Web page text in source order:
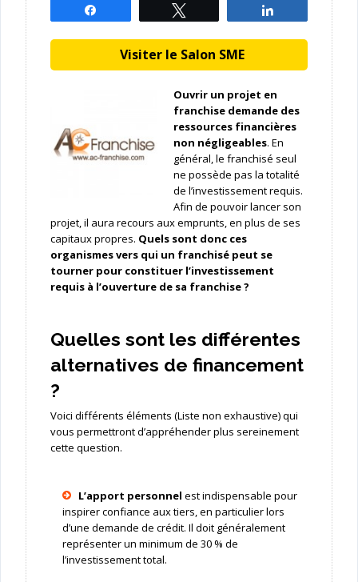
Visiter le Salon SME
Ouvrir un projet en
franchise demande des
ressources financières
non négligeables. En
général, le franchisé seul
ne possède pas la totalité
de l’investissement requis.
Afin de pouvoir lancer son
projet, il aura recours aux emprunts, en plus de ses
capitaux propres. Quels sont donc ces
organismes vers qui un franchisé peut se
tourner pour constituer l’investissement
requis à l’ouverture de sa franchise ?
Quelles sont les différentes
alternatives de financement
?
Voici différents éléments (Liste non exhaustive) qui
vous permettront d’appréhender plus sereinement
cette question.
L’apport personnel est indispensable pour
inspirer confiance aux tiers, en particulier lors
d’une demande de crédit. Il doit généralement
représenter un minimum de 30 % de
l’investissement total.